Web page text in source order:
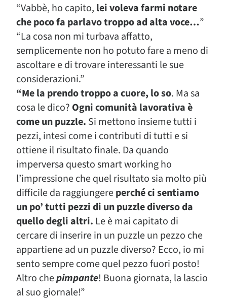
“Vabbè, ho capito, lei voleva farmi notare
che poco fa parlavo troppo ad alta voce…”
“La cosa non mi turbava affatto,
semplicemente non ho potuto fare a meno di
ascoltare e di trovare interessanti le sue
considerazioni.”
“Me la prendo troppo a cuore, lo so. Ma sa
cosa le dico? Ogni comunità lavorativa è
come un puzzle. Si mettono insieme tutti i
pezzi, intesi come i contributi di tutti e si
ottiene il risultato finale. Da quando
imperversa questo smart working ho
l’impressione che quel risultato sia molto più
difficile da raggiungereperché ci sentiamo
un po’ tutti pezzi di un puzzle diverso da
quello degli altri. Le è mai capitato di
cercare di inserire in un puzzle un pezzo che
appartiene ad un puzzle diverso? Ecco, io mi
sento sempre come quel pezzo fuori posto!
Altro chepimpante! Buona giornata, la lascio
al suo giornale!”